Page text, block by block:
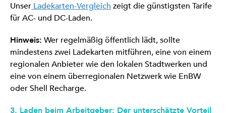
Unser Ladekarten-Vergleich zeigt die günstigsten Tarife
für AC- und DC-Laden.
Hinweis: Wer regelmäßig öffentlich lädt, sollte
mindestens zwei Ladekarten mitführen, eine von einem
regionalen Anbieter wie den lokalen Stadtwerken und
eine von einem überregionalen Netzwerk wie EnBW
oder Shell Recharge.
3. Laden beim Arbeitgeber: Der unterschätzte Vorteil